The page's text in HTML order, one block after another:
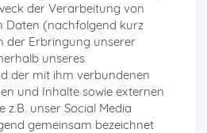
der Verarbeitung von
Daten (nachfolgend kurz
der Erbringung unserer
unseres
der mit ihm verbundenen
und Inhalte sowie externen
z.B. unser Social Media
gemeinsam bezeichnet